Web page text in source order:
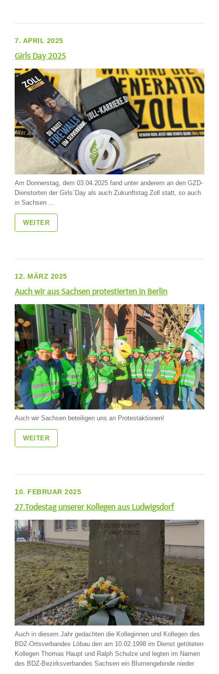
7. APRIL 2025
Girls Day 2025
Am Donnerstag, dem 03.04.2025 fand unter anderem an den GZD-
Dienstorten der Girls´Day als auch Zukunftstag Zoll statt, so auch
in Sachsen ...
WEITER
12. MÄRZ 2025
Auch wir aus Sachsen protestierten in Berlin
Auch wir Sachsen beteiligen uns an Protestaktionen!
WEITER
10. FEBRUAR 2025
27.Todestag unserer Kollegen aus Ludwigsdorf
Auch in diesem Jahr gedachten die Kolleginnen und Kollegen des
BDZ-Ortsverbandes Löbau den am 10.02.1998 im Dienst getöteten
Kollegen Thomas Haupt und Ralph Schulze und legten im Namen
des BDZ-Bezirksverbandes Sachsen ein Blumengebinde nieder.